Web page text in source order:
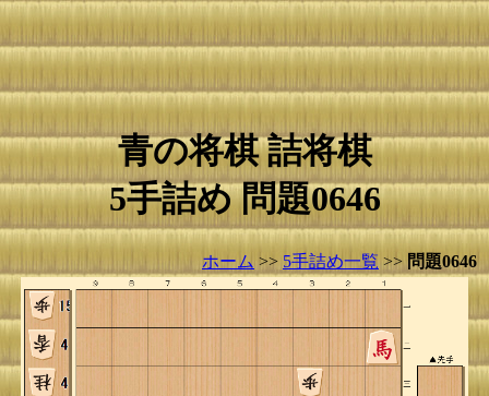
青の将棋 詰将棋
5手詰め 問題0646
ホーム >> 5手詰め一覧 >> 問題0646